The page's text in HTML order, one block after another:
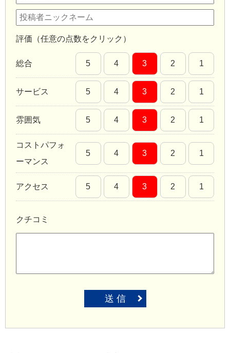
評価（任意の点数をクリック）
総合 5 4 3 2 1
サービス 5 4 3 2 1
雰囲気 5 4 3 2 1
コストパフォ
ーマンス
5 4 3 2 1
アクセス 5 4 3 2 1
クチコミ
送 信